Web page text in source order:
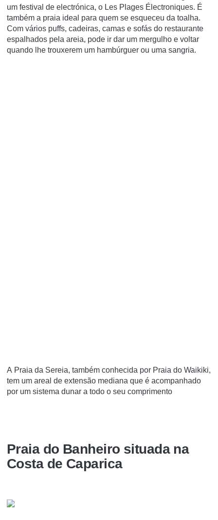
um festival de electrónica, o Les Plages Électroniques. É
também a praia ideal para quem se esqueceu da toalha.
Com vários puffs, cadeiras, camas e sofás do restaurante
espalhados pela areia, pode ir dar um mergulho e voltar
quando lhe trouxerem um hambúrguer ou uma sangria.
A Praia da Sereia, também conhecida por Praia do Waikiki,
tem um areal de extensão mediana que é acompanhado
por um sistema dunar a todo o seu comprimento
Praia do Banheiro situada na
Costa de Caparica